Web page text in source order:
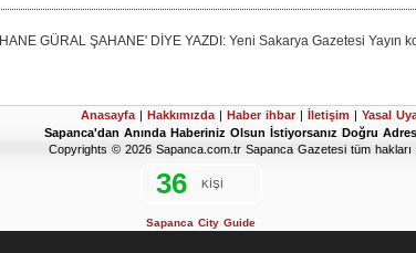
GÜRAL ŞAHANE' DİYE YAZDI: Yeni Sakarya Gazetesi Yayın
Anasayfa | Hakkımızda | Haber ihbar | İletişim | Yasal
Sapanca'dan Anında Haberiniz Olsun İstiyorsanız Doğru
Copyrights © 2026 Sapanca.com.tr Sapanca Gazetesi tüm hakları
Sapanca City Guide